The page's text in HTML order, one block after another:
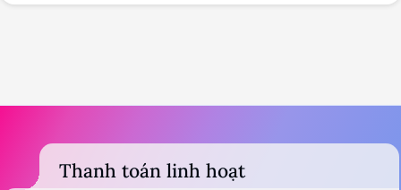
Thanh toán linh hoạt